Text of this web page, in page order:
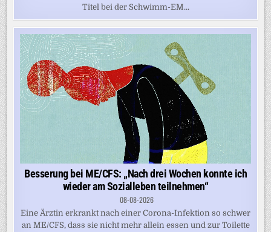
Titel bei der Schwimm-EM...
Besserung bei ME/CFS: „Nach drei Wochen konnte ich
wieder am Sozialleben teilnehmen“
08-08-2026
Eine Ärztin erkrankt nach einer Corona-Infektion so schwer
an ME/CFS, dass sie nicht mehr allein essen und zur Toilette